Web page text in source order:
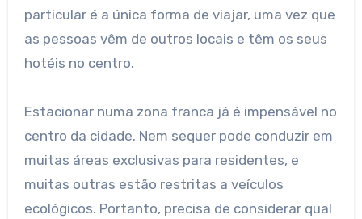
particular é a única forma de viajar, uma vez que
as pessoas vêm de outros locais e têm os seus
hotéis no centro.
Estacionar numa zona franca já é impensável no
centro da cidade. Nem sequer pode conduzir em
muitas áreas exclusivas para residentes, e
muitas outras estão restritas a veículos
ecológicos. Portanto, precisa de considerar qual